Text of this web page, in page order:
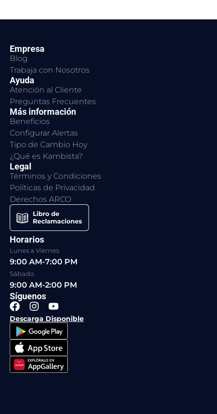
Empresa
Blog
Trabaja con Nosotros
Ayuda
Atención al Cliente
Preguntas Frecuentes
Más información
Beneficios
Configurar Alertas
Tipo de Cambio Hoy
¿Qué es Kambista?
Legal
Términos y Condiciones
Políticas de Privacidad
Derechos ARCO
Horarios
Lunes a Viernes
9:00 AM-7:00 PM
Sábado
9:00 AM-2:00 PM
Síguenos
F
a
c
e
b
o
o
k
I
n
s
t
a
g
r
a
Y
o
u
t
u
b
e
Descarga Disponible